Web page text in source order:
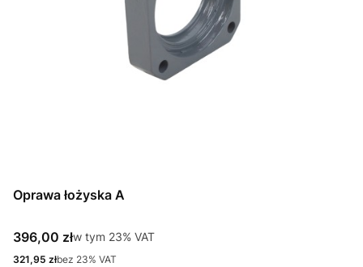
Oprawa łożyska A
Cena brutto
396,00 złw tym %s VAT
w tym 23% VAT
Cena netto
321,95 złbez 23% VAT